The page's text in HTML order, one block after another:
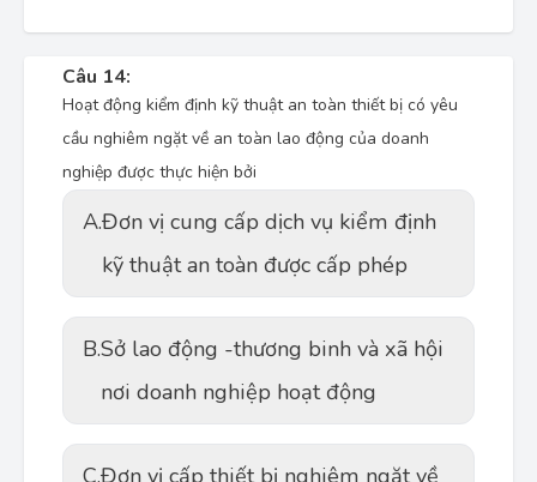
Câu 14:
Hoạt động kiểm định kỹ thuật an toàn thiết bị có yêu
cầu nghiêm ngặt về an toàn lao động của doanh
nghiệp được thực hiện bởi
A.Đơn vị cung cấp dịch vụ kiểm định
kỹ thuật an toàn được cấp phép
B.Sở lao động -thương binh và xã hội
nơi doanh nghiệp hoạt động
C.Đơn vị cấp thiết bị nghiêm ngặt về